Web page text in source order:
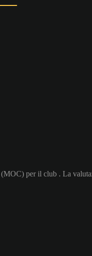
per il club . La